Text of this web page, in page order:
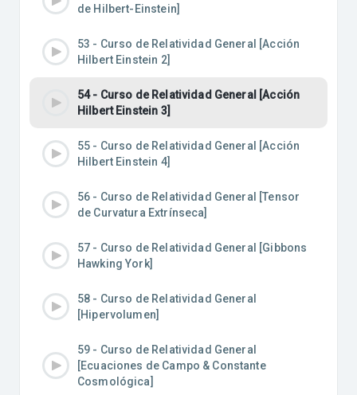
de Hilbert-Einstein]
53 - Curso de Relatividad General [Acción
Hilbert Einstein 2]
54 - Curso de Relatividad General [Acción
Hilbert Einstein 3]
55 - Curso de Relatividad General [Acción
Hilbert Einstein 4]
56 - Curso de Relatividad General [Tensor
de Curvatura Extrínseca]
57 - Curso de Relatividad General [Gibbons
Hawking York]
58 - Curso de Relatividad General
[Hipervolumen]
59 - Curso de Relatividad General
[Ecuaciones de Campo & Constante
Cosmológica]